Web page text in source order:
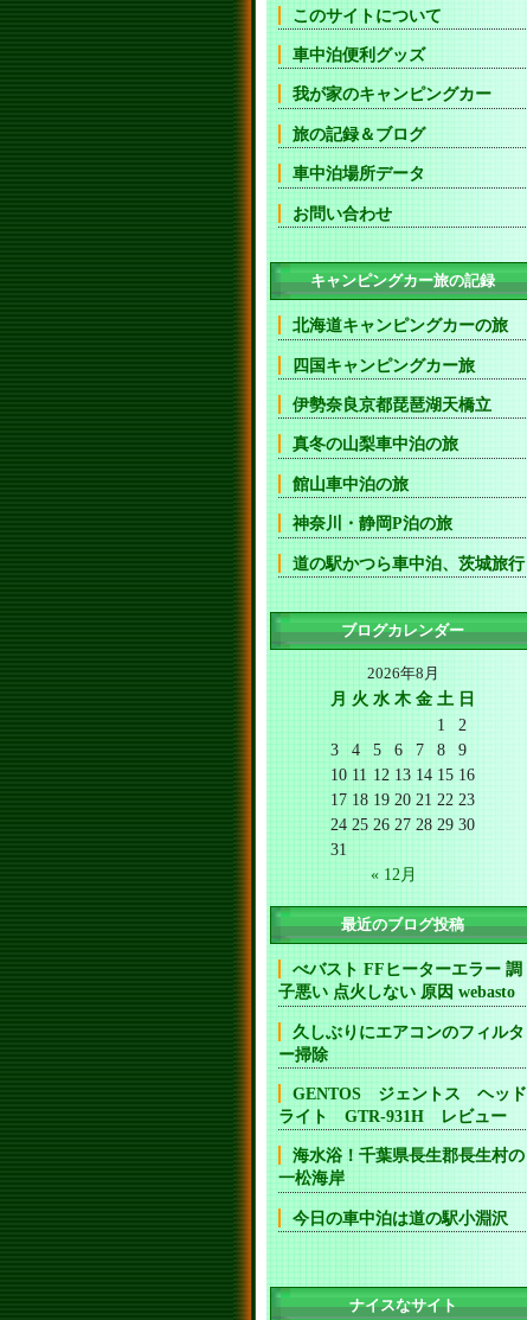
このサイトについて
車中泊便利グッズ
我が家のキャンピングカー
旅の記録＆ブログ
車中泊場所データ
お問い合わせ
キャンピングカー旅の記録
北海道キャンピングカーの旅
四国キャンピングカー旅
伊勢奈良京都琵琶湖天橋立
真冬の山梨車中泊の旅
館山車中泊の旅
神奈川・静岡P泊の旅
道の駅かつら車中泊、茨城旅行
ブログカレンダー
2026年8月
月 火 水 木 金 土 日
1
2
3
4 5 6 7 8
9
10 11 12 13 14 15 16
17 18 19 20 21 22 23
24 25 26 27 28 29 30
31
« 12月
最近のブログ投稿
べバスト FFヒーターエラー 調
子悪い 点火しない 原因 webasto
久しぶりにエアコンのフィルタ
ー掃除
GENTOS ジェントス ヘッド
ライト GTR-931H レビュー
海水浴！千葉県長生郡長生村の
一松海岸
今日の車中泊は道の駅小淵沢
ナイスなサイト